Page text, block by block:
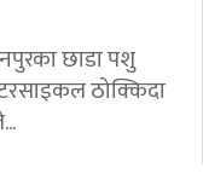
छाडा पशु
ठोक्किदा